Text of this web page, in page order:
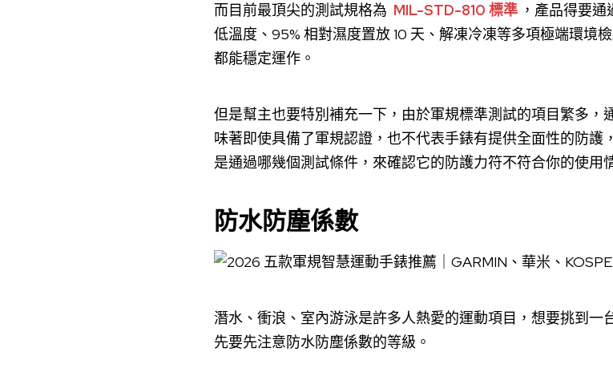
而目前最頂尖的測試規格為 MIL-STD-810 標準 ，產品得要
低溫度、95% 相對濕度置放 10 天、解凍冷凍等多項極端環境
都能穩定運作。
但是幫主也要特別補充一下，由於軍規標準測試的項目繁多，
味著即使具備了軍規認證，也不代表手錶有提供全面性的防護
是通過哪幾個測試條件，來確認它的防護力符不符合你的使用
防水防塵係數
潛水、衝浪、室內游泳是許多人熱愛的運動項目，想要挑到一
先要先注意防水防塵係數的等級。